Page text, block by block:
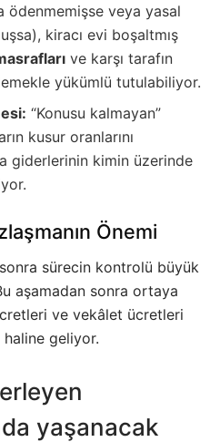
ödenmemişse veya yasal
kiracı evi boşaltmış
ve karşı tarafın
yükümlü tutulabiliyor.
“Konusu kalmayan”
kusur oranlarını
giderlerinin kimin üzerinde
Önemi
sonra sürecin kontrolü büyük
aşamadan sonra ortaya
ve vekâlet ücretleri
geliyor.
yaşanacak